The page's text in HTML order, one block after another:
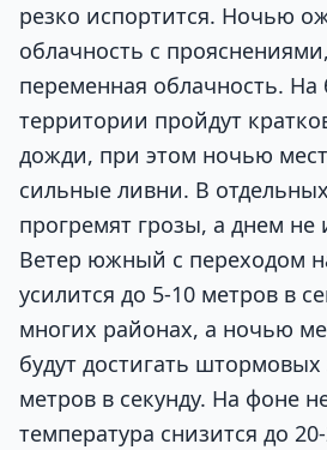
резко испортится. Ночью
облачность с
переменная облачность.
территории пройдут
дожди, при этом ночью
сильные ливни. В
прогремят грозы, а днем не
Ветер южный с переходом
усилится до 5-10 метров в
многих районах, а ночью
будут достигать
метров в секунду. На фоне
температура снизится до